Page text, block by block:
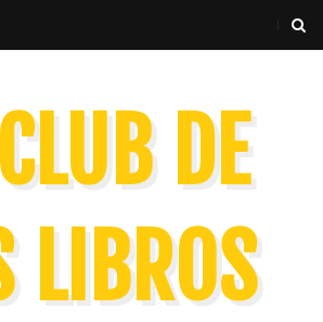
DE
LIBROS